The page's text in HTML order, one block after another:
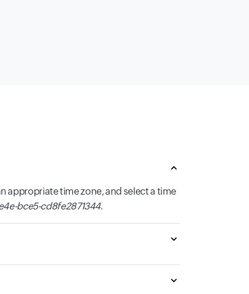
appropriate time zone, and select a time
bce5-cd8fe2871344.